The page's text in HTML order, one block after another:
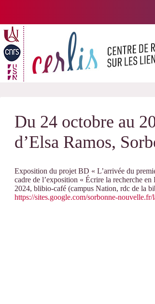
Du 24 octobre au
d’Elsa Ramos,
Exposition du projet BD « L’arrivée du
cadre de l’exposition « Écrire la recherche
2024, blibio-café (campus Nation, rdc de la
https://sites.google.com/sorbonne-